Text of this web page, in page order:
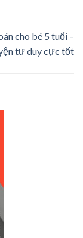
cho bé 5 tuổi –
tư duy cực tốt